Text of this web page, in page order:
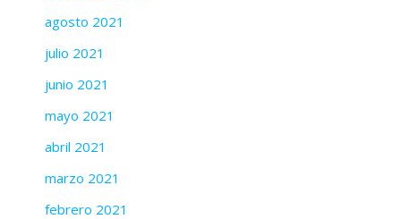
agosto 2021
julio 2021
junio 2021
mayo 2021
abril 2021
marzo 2021
febrero 2021